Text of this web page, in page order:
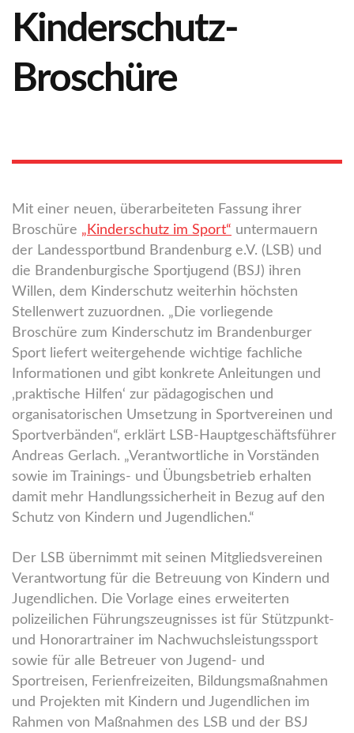
Kinderschutz-
Broschüre
Mit einer neuen, überarbeiteten Fassung ihrer
Broschüre „Kinderschutz im Sport“ untermauern
der Landessportbund Brandenburg e.V. (LSB) und
die Brandenburgische Sportjugend (BSJ) ihren
Willen, dem Kinderschutz weiterhin höchsten
Stellenwert zuzuordnen. „Die vorliegende
Broschüre zum Kinderschutz im Brandenburger
Sport liefert weitergehende wichtige fachliche
Informationen und gibt konkrete Anleitungen und
‚praktische Hilfen‘ zur pädagogischen und
organisatorischen Umsetzung in Sportvereinen und
Sportverbänden“, erklärt LSB-Hauptgeschäftsführer
Andreas Gerlach. „Verantwortliche in Vorständen
sowie im Trainings- und Übungsbetrieb erhalten
damit mehr Handlungssicherheit in Bezug auf den
Schutz von Kindern und Jugendlichen.“
Der LSB übernimmt mit seinen Mitgliedsvereinen
Verantwortung für die Betreuung von Kindern und
Jugendlichen. Die Vorlage eines erweiterten
polizeilichen Führungszeugnisses ist für Stützpunkt-
und Honorartrainer im Nachwuchsleistungssport
sowie für alle Betreuer von Jugend- und
Sportreisen, Ferienfreizeiten, Bildungsmaßnahmen
und Projekten mit Kindern und Jugendlichen im
Rahmen von Maßnahmen des LSB und der BSJ